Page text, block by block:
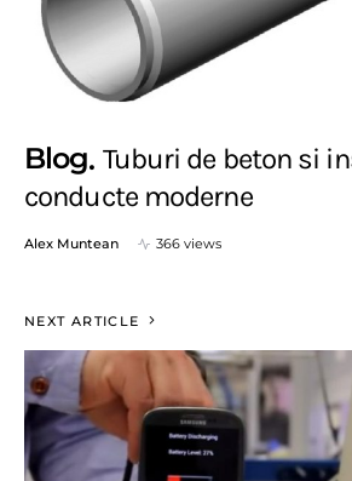
Blog Tuburi de beton si
conducte moderne
Alex Muntean 366 views
NEXT ARTICLE